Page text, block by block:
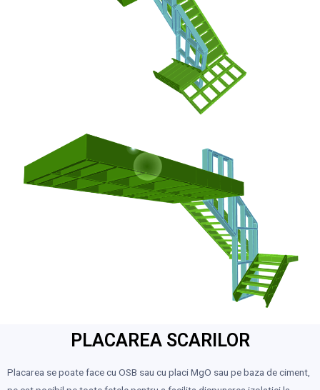
PLACAREA SCARILOR
Placarea se poate face cu OSB sau cu placi MgO sau pe baza de ciment,